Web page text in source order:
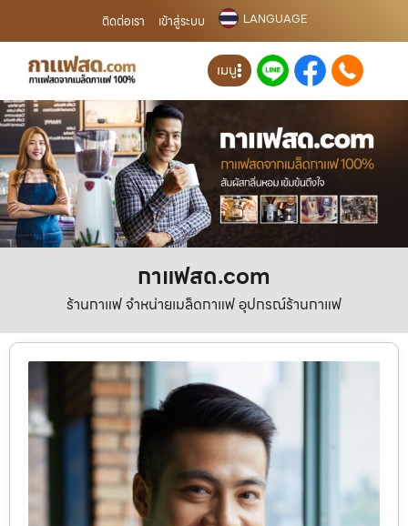
ติดต่อเรา เข้าสู่ระบบ LANGUAGE
เมนู
กาแฟสด.com
ร้านกาแฟ จำหน่ายเมล็ดกาแฟ อุปกรณ์ร้านกาแฟ